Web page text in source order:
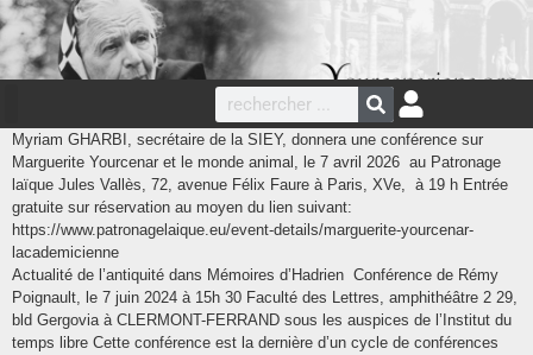
Myriam GHARBI, secrétaire de la SIEY, donnera une conférence sur
Marguerite Yourcenar et le monde animal, le 7 avril 2026 au Patronage
laïque Jules Vallès, 72, avenue Félix Faure à Paris, XVe, à 19 h Entrée
gratuite sur réservation au moyen du lien suivant:
https://www.patronagelaique.eu/event-details/marguerite-yourcenar-
lacademicienne
Actualité de l’antiquité dans Mémoires d’Hadrien Conférence de Rémy
Poignault, le 7 juin 2024 à 15h 30 Faculté des Lettres, amphithéâtre 2 29,
bld Gergovia à CLERMONT-FERRAND sous les auspices de l’Institut du
temps libre Cette conférence est la dernière d’un cycle de conférences